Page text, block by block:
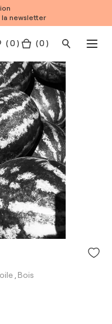
newsletter
(0 ) ( 0 )
, Bois